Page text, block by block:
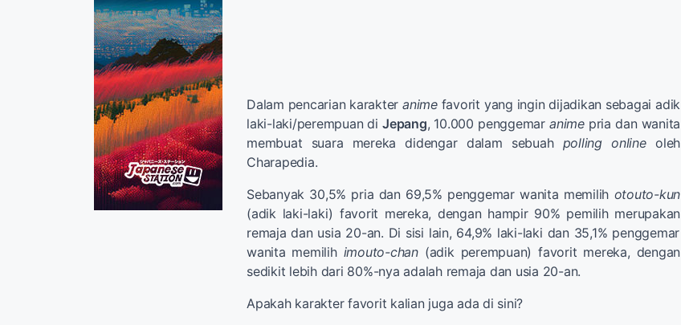
Dalam pencarian karakteranime favorit yang ingin dijadikan sebagai adik
laki-laki/perempuan diJepang, 10.000 penggemar anime pria dan wanita
membuat
suara mereka didengar dalam sebuah polling online oleh
Charapedia.
Sebanyak 30,5% pria dan 69,5% penggemar wanita memilih otouto-kun
(adik laki-laki) favorit mereka, dengan hampir 90% pemilihmerupakan
remaja dan usia 20-an. Di sisi lain, 64,9% laki-laki dan 35,1% penggemar
wanita memilih imouto-chan(adik perempuan)favorit mereka, dengan
sedikit lebih dari 80%-nya adalah remaja dan usia 20-an.
Apakahkarakter favorit kalian juga ada di sini?